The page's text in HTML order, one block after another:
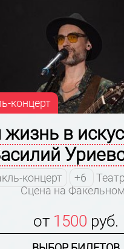
концерт
в
концерт +6
Сцена на Факельном
от 1500 руб.